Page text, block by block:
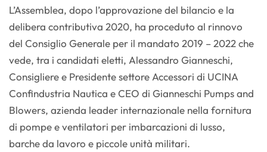
L’Assemblea, dopo l’approvazione del bilancio e la
delibera contributiva 2020, ha proceduto al rinnovo
del Consiglio Generale per il mandato 2019 – 2022 che
vede, tra i candidati eletti, Alessandro Gianneschi,
Consigliere e Presidente settore Accessori di UCINA
Confindustria Nautica e CEO di Gianneschi Pumps and
Blowers, azienda leader internazionale nella fornitura
di pompe e ventilatori per imbarcazioni di lusso,
barche da lavoro e piccole unità militari.